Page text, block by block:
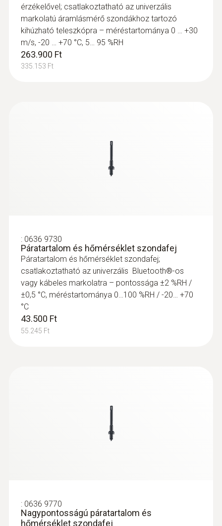
érzékelővel; csatlakoztatható az univerzális
markolatú áramlásmérő szondákhoz tartozó
kihúzható teleszkópra – méréstartománya 0 … +30
m/s, -20 … +70 °C, 5… 95 %RH
263.900 Ft
335.153 Ft
: 0636 9730
Páratartalom és hőmérséklet szondafej
Páratartalom és hőmérséklet szondafej;
csatlakoztatható az univerzális Bluetooth®-os
vagy kábeles markolatra – pontossága ±2 %RH /
±0,5 °C, méréstartománya 0…100 %RH / -20… +70
°C
43.500 Ft
55.245 Ft
: 0636 9770
Nagypontosságú páratartalom és
hőmérséklet szondafej